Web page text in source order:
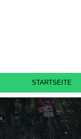
STARTSEITE